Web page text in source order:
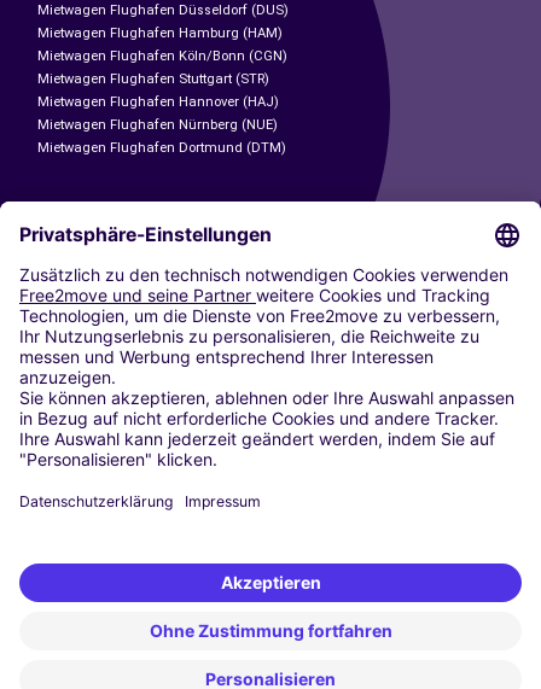
Mietwagen Flughafen Düsseldorf (DUS)
Mietwagen Flughafen Hamburg (HAM)
Mietwagen Flughafen Köln/Bonn (CGN)
Mietwagen Flughafen Stuttgart (STR)
Mietwagen Flughafen Hannover (HAJ)
Mietwagen Flughafen Nürnberg (NUE)
Mietwagen Flughafen Dortmund (DTM)
CARSHARING
UNSERE STÄDTE
Paris
Madrid
Washington DC
Mailand
Rom
Turin
Wien
Berlin
Düsseldorf